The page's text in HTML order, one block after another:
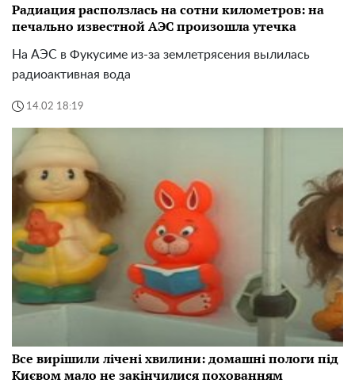
Радиация расползлась на сотни километров: на
печально известной АЭС произошла утечка
На АЭС в Фукусиме из-за землетрясения вылилась
радиоактивная вода
14.02 18:19
Все вирішили лічені хвилини: домашні пологи під
Києвом мало не закінчилися похованням